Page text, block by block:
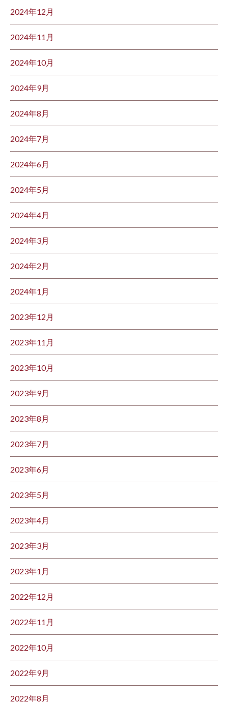
2024年12月
2024年11月
2024年10月
2024年9月
2024年8月
2024年7月
2024年6月
2024年5月
2024年4月
2024年3月
2024年2月
2024年1月
2023年12月
2023年11月
2023年10月
2023年9月
2023年8月
2023年7月
2023年6月
2023年5月
2023年4月
2023年3月
2023年1月
2022年12月
2022年11月
2022年10月
2022年9月
2022年8月